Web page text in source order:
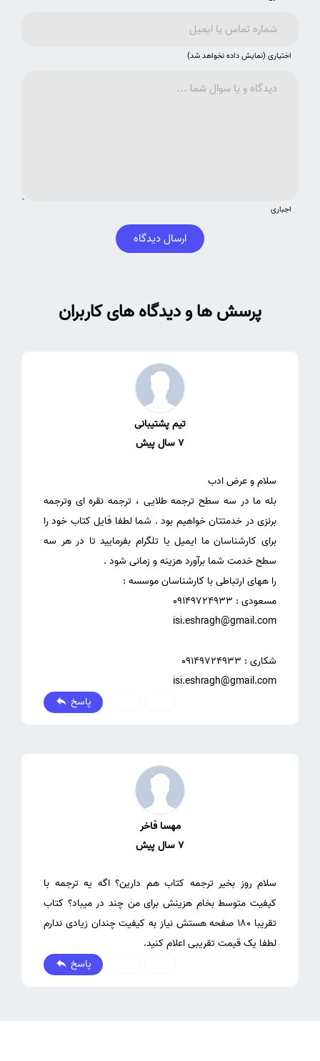
اختیاری (نمایش داده نخواهد شد)
اجباری
ارسال دیدگاه
پرسش ها و دیدگاه های کاربران
تیم پشتیبانی
7 سال پیش
بله ما در سه سطح ترجمه طلایی ، ترجمه نقره ای وترجمه
برنزی در خدمتتان خواهیم بود . شما لطفا فایل کتاب خود را
برای کارشناسان ما ایمیل یا تلگرام بفرمایید تا در هر سه
isi.eshragh@gmail.com
پاسخ
مهسا فاخر
7 سال پیش
سلام روز بخیر ترجمه کتاب هم دارین؟ اگه یه ترجمه با
کیفیت متوسط بخام هزینش برای من چند در میباد؟ کتاب
تقریبا 180 صفحه هستش نیاز به کیفیت چندان زیادی ندارم
لطفا یک قیمت تقریبی اعلام کنید.
پاسخ